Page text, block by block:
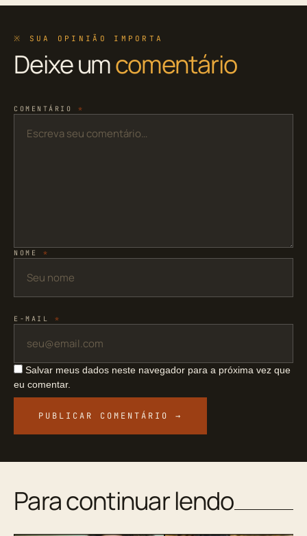
※ SUA OPINIÃO IMPORTA
Deixe umcomentário
COMENTÁRIO *
NOME *
E-MAIL *
Salvar meus dados neste navegador para a próxima vez que
eu comentar.
Para continuar lendo